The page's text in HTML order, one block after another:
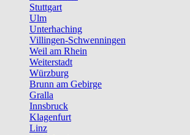
Stuttgart
Ulm
Unterhaching
Villingen-Schwenningen
Weil am Rhein
Weiterstadt
Würzburg
Brunn am Gebirge
Gralla
Innsbruck
Klagenfurt
Linz